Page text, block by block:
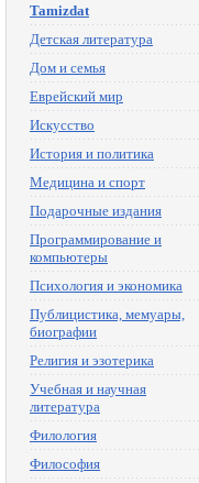
Tamizdat
Детская литература
Дом и семья
Еврейский мир
Искусство
История и политика
Медицина и спорт
Подарочные издания
Программирование и
компьютеры
Психология и экономика
Публицистика, мемуары,
биографии
Религия и эзотерика
Учебная и научная
литература
Филология
Философия